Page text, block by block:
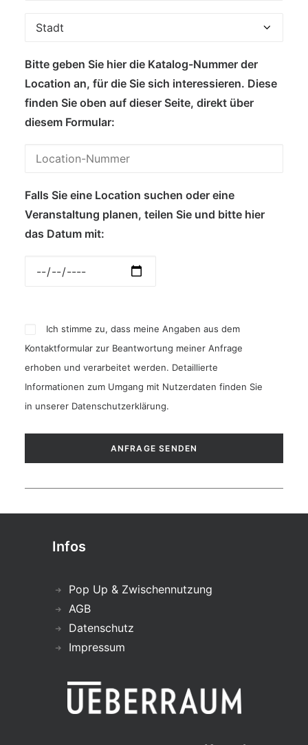
Bitte geben Sie hier die Katalog-Nummer der
Location an, für die Sie sich interessieren. Diese
finden Sie oben auf dieser Seite, direkt über
diesem Formular:
Falls Sie eine Location suchen oder eine
Veranstaltung planen, teilen Sie und bitte hier
das Datum mit:
Ich stimme zu, dass meine Angaben aus dem
Kontaktformular zur Beantwortung meiner Anfrage
erhoben und verarbeitet werden. Detaillierte
Informationen zum Umgang mit Nutzerdaten finden Sie
in unserer Datenschutzerklärung.
Infos
Pop Up & Zwischennutzung
AGB
Datenschutz
Impressum